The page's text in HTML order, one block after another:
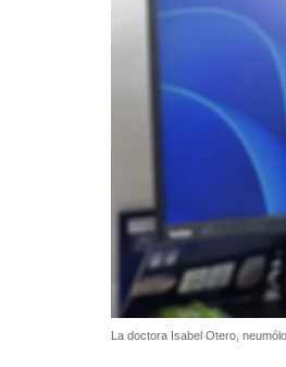
La doctora Isabel Otero,